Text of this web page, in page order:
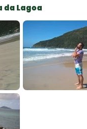
da Lagoa